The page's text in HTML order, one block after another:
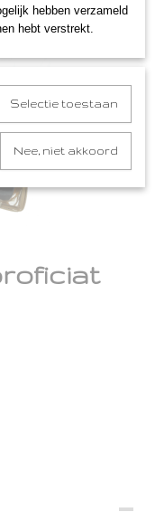
hebben verzameld
hebt verstrekt.
Selectie toestaan
Nee, niet akkoord